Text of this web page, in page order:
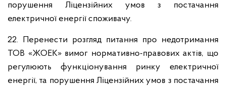
порушення Ліцензійних умов з постачання
електричної енергії споживачу.
22. Перенести розгляд питання про недотримання
ТОВ «ЖОЕК» вимог нормативно-правових актів, що
регулюють функціонування ринку електричної
енергії, та порушення Ліцензійних умов з постачання